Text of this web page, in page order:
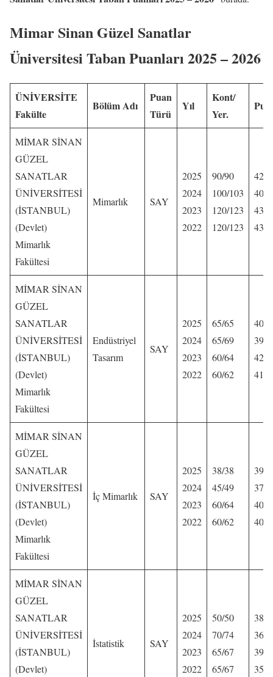
Mimar Sinan Güzel Sanatlar
Üniversitesi Taban Puanları 2025 – 2026
ÜNİVERSİTE
Fakülte
Bölüm Adı
Puan
Türü
Yıl
Kont/
Yer.
MİMAR SİNAN
GÜZEL
SANATLAR
ÜNİVERSİTESİ
(İSTANBUL)
(Devlet)
Mimarlık
Fakültesi
Mimarlık SAY
2025
2024
2023
2022
90/90
100/103
120/123
120/123
MİMAR SİNAN
GÜZEL
SANATLAR
ÜNİVERSİTESİ
(İSTANBUL)
(Devlet)
Mimarlık
Fakültesi
Endüstriyel
Tasarım
SAY
2025
2024
2023
2022
65/65
65/69
60/64
60/62
MİMAR SİNAN
GÜZEL
SANATLAR
ÜNİVERSİTESİ
(İSTANBUL)
(Devlet)
Mimarlık
Fakültesi
İç Mimarlık SAY
2025
2024
2023
2022
38/38
45/49
60/64
60/62
MİMAR SİNAN
GÜZEL
SANATLAR
ÜNİVERSİTESİ
(İSTANBUL)
(Devlet)
İstatistik SAY
2025
2024
2023
2022
50/50
70/74
65/67
65/67